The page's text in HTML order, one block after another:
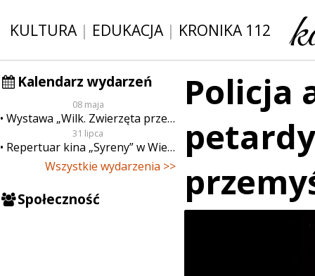
KULTURA| EDUKACJA| KRONIKA 112
Kalendarz wydarzeń
08 maja
Wystawa „Wilk. Zwierzęta przeklęte”
31 lipca
Repertuar kina „Syreny” w Wieluniu w dn. od 31 lipca do 6 sierpnia
Wszystkie wydarzenia >>
Społeczność
Policja